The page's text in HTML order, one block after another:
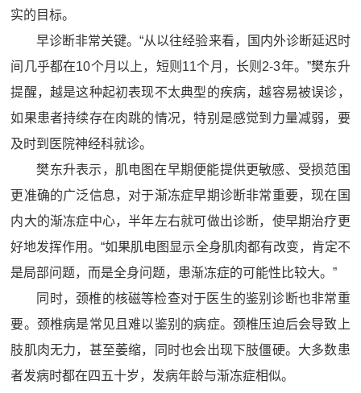
实的目标。
早诊断非常关键。“从以往经验来看，国内外诊断延迟时
间几乎都在10个月以上，短则11个月，长则2-3年。”樊东升
提醒，越是这种起初表现不太典型的疾病，越容易被误诊，
如果患者持续存在肉跳的情况，特别是感觉到力量减弱，要
及时到医院神经科就诊。
樊东升表示，肌电图在早期便能提供更敏感、受损范围
更准确的广泛信息，对于渐冻症早期诊断非常重要，现在国
内大的渐冻症中心，半年左右就可做出诊断，使早期治疗更
好地发挥作用。“如果肌电图显示全身肌肉都有改变，肯定不
是局部问题，而是全身问题，患渐冻症的可能性比较大。”
同时，颈椎的核磁等检查对于医生的鉴别诊断也非常重
要。颈椎病是常见且难以鉴别的病症。颈椎压迫后会导致上
肢肌肉无力，甚至萎缩，同时也会出现下肢僵硬。大多数患
者发病时都在四五十岁，发病年龄与渐冻症相似。